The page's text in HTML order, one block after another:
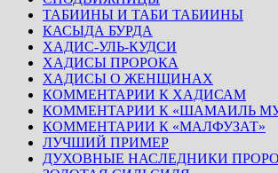
ТАБИИНЫ И ТАБИ ТАБИИНЫ
КАСЫДА БУРДА
ХАДИС-УЛЬ-КУДСИ
ХАДИСЫ ПРОРОКА
ХАДИСЫ О ЖЕНЩИНАХ
КОММЕНТАРИИ К ХАДИСАМ
КОММЕНТАРИИ К «ШАМАИЛЬ
КОММЕНТАРИИ К «МАЛФУЗАТ»
ЛУЧШИЙ ПРИМЕР
ДУХОВНЫЕ НАСЛЕДНИКИ